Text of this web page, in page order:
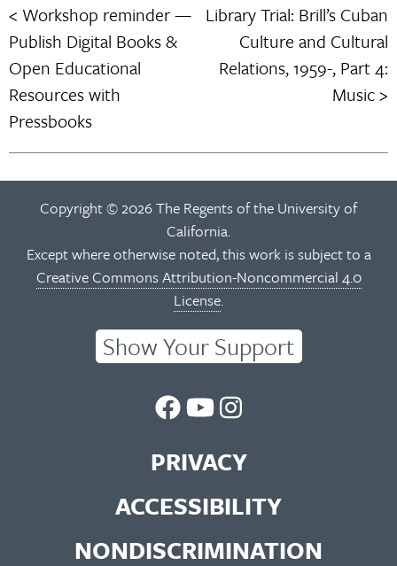
Post
navigation
Workshop reminder —
Publish Digital Books &
Open Educational
Resources with
Pressbooks
Library Trial: Brill’s Cuban
Culture and Cultural
Relations, 1959-, Part 4:
Music
Copyright © 2026 The Regents of the University of
California.
Except where otherwise noted, this work is subject to a
Creative Commons Attribution-Noncommercial 4.0
License.
Show Your Support
UC
Library
Facebook
Page
UC
Library
You
Tube
UC
Library
Instagram
Feed
PRIVACY
ACCESSIBILITY
NONDISCRIMINATION